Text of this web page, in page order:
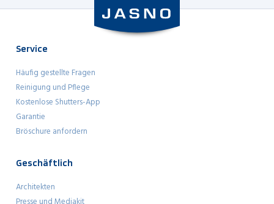
Service
Häufig gestellte Fragen
Reinigung und Pflege
Kostenlose Shutters-App
Garantie
Bröschure anfordern
Geschäftlich
Architekten